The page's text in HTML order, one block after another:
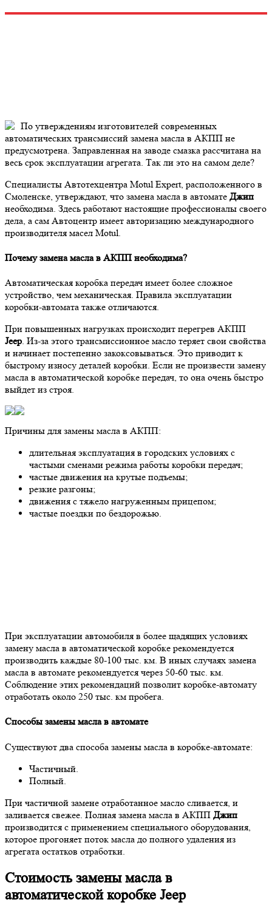
По утверждениям изготовителей современных
автоматических трансмиссий замена масла в АКПП не
предусмотрена. Заправленная на заводе смазка рассчитана на
весь срок эксплуатации агрегата. Так ли это на самом деле?
Специалисты Автотехцентра Motul Expert, расположенного в
Смоленске, утверждают, что замена масла в автомате Джип
необходима. Здесь работают настоящие профессионалы своего
дела, а сам Автоцентр имеет авторизацию международного
производителя масел Motul.
Почему замена масла в АКПП необходима?
Автоматическая коробка передач имеет более сложное
устройство, чем механическая. Правила эксплуатации
коробки-автомата также отличаются.
При повышенных нагрузках происходит перегрев АКПП
Jeep. Из-за этого трансмиссионное масло теряет свои свойства
и начинает постепенно закоксовываться. Это приводит к
быстрому износу деталей коробки. Если не произвести замену
масла в автоматической коробке передач, то она очень быстро
выйдет из строя.
Причины для замены масла в АКПП:
длительная эксплуатация в городских условиях с
частыми сменами режима работы коробки передач;
частые движения на крутые подъемы;
резкие разгоны;
движения с тяжело нагруженным прицепом;
частые поездки по бездорожью.
При эксплуатации автомобиля в более щадящих условиях
замену масла в автоматической коробке рекомендуется
производить каждые 80-100 тыс. км. В иных случаях замена
масла в автомате рекомендуется через 50-60 тыс. км.
Соблюдение этих рекомендаций позволит коробке-автомату
отработать около 250 тыс. км пробега.
Способы замены масла в автомате
Существуют два способа замены масла в коробке-автомате:
Частичный.
Полный.
При частичной замене отработанное масло сливается, и
заливается свежее. Полная замена масла в АКПП Джип
производится с применением специального оборудования,
которое прогоняет поток масла до полного удаления из
агрегата остатков отработки.
Стоимость замены масла в
автоматической коробке Jeep